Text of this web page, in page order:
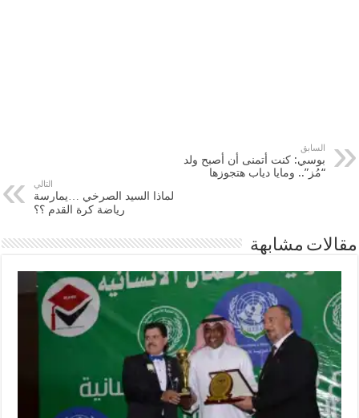
السابق
بوسي: كنت أتمنى أن أصبح ولد
“مُز”.. ومايا دياب هتجوزها
التالي
لماذا السيد الصرخي …يمارسة
رياضة كرة القدم ؟؟
مقالات مشابهة